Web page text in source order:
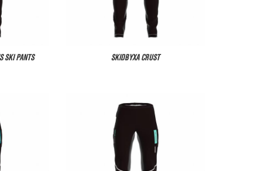
SKI PANTS SKIDBYXA CRUST